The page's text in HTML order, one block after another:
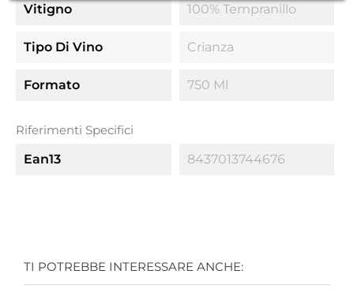
Vitigno 100% Tempranillo
Tipo Di Vino Crianza
Formato 750 Ml
Riferimenti Specifici
Ean13
8437013744676
TI POTREBBE INTERESSARE ANCHE: